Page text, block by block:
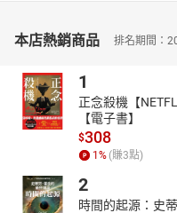
本店熱銷商品 排名期間：
1
正念殺機【
【電子書】
$308
1 % (賺3點)
2
時間的起源：史